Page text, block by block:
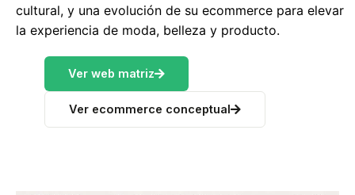
cultural, y una evolución de su ecommerce para elevar
la experiencia de moda, belleza y producto.
Ver web matriz
Ver ecommerce conceptual